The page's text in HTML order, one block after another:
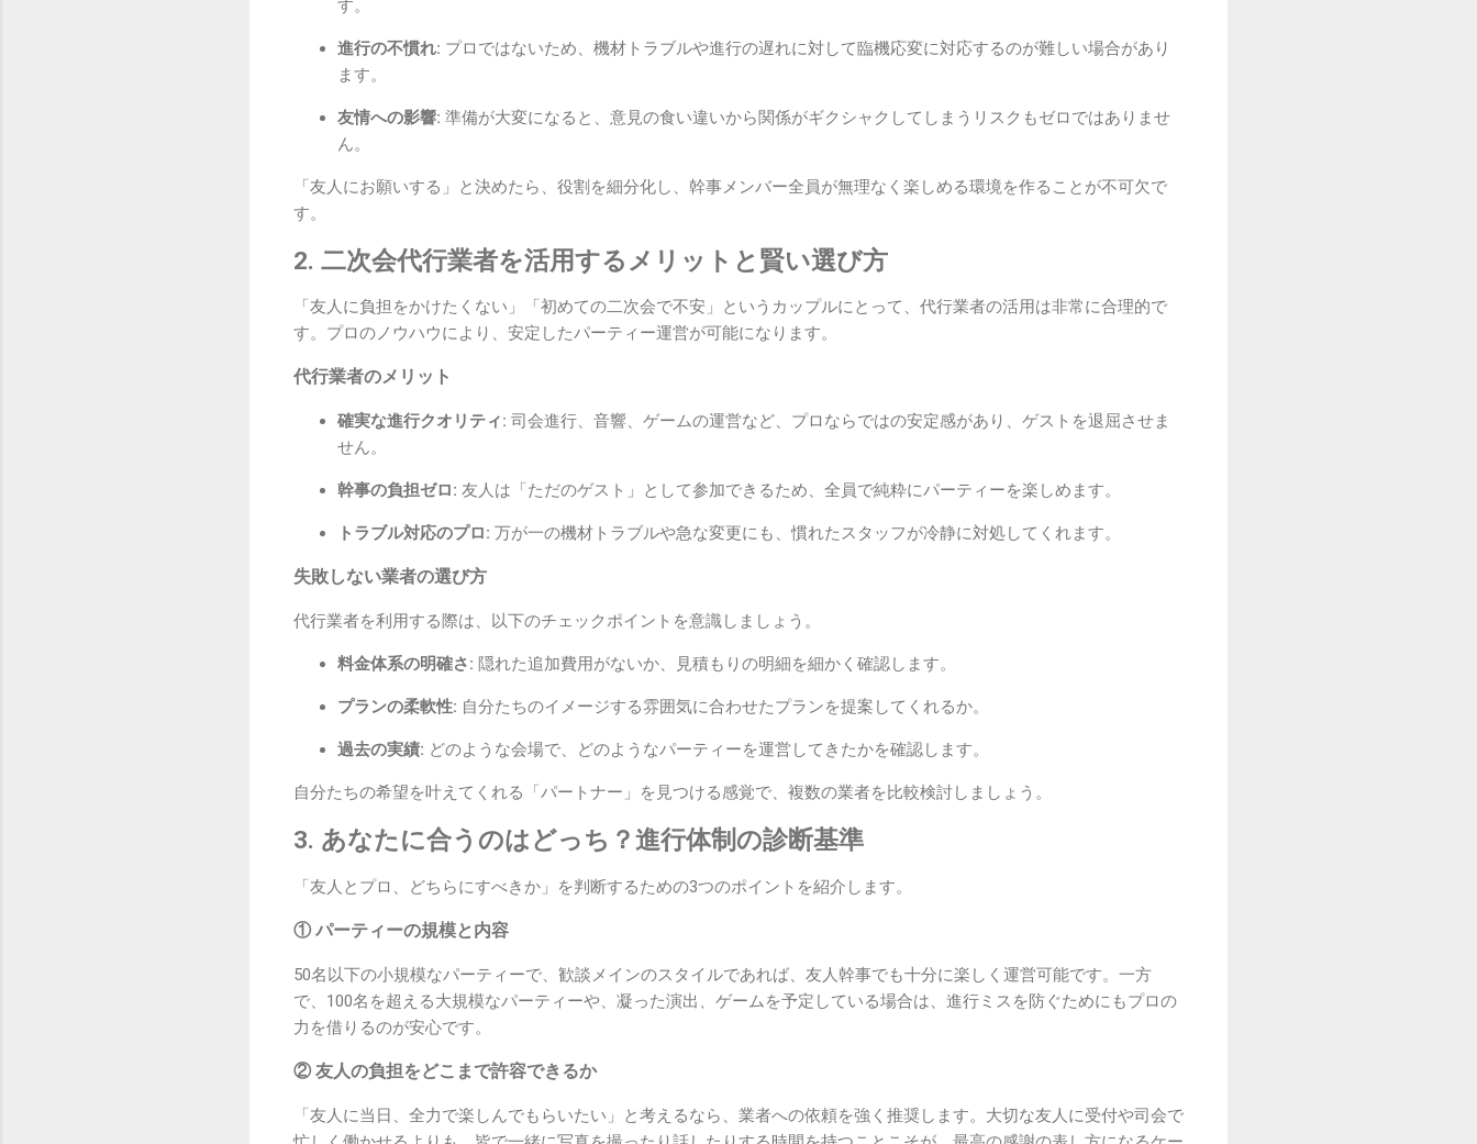
す。
進行の不慣れ: プロではないため、機材トラブルや進行の遅れに対して臨機応変に対応するのが難しい場合があり
ます。
友情への影響: 準備が大変になると、意見の食い違いから関係がギクシャクしてしまうリスクもゼロではありませ
ん。
「友人にお願いする」と決めたら、役割を細分化し、幹事メンバー全員が無理なく楽しめる環境を作ることが不可欠で
す。
2. 二次会代行業者を活用するメリットと賢い選び方
「友人に負担をかけたくない」「初めての二次会で不安」というカップルにとって、代行業者の活用は非常に合理的で
す。プロのノウハウにより、安定したパーティー運営が可能になります。
代行業者のメリット
確実な進行クオリティ: 司会進行、音響、ゲームの運営など、プロならではの安定感があり、ゲストを退屈させま
せん。
幹事の負担ゼロ: 友人は「ただのゲスト」として参加できるため、全員で純粋にパーティーを楽しめます。
トラブル対応のプロ: 万が一の機材トラブルや急な変更にも、慣れたスタッフが冷静に対処してくれます。
失敗しない業者の選び方
代行業者を利用する際は、以下のチェックポイントを意識しましょう。
料金体系の明確さ: 隠れた追加費用がないか、見積もりの明細を細かく確認します。
プランの柔軟性: 自分たちのイメージする雰囲気に合わせたプランを提案してくれるか。
過去の実績: どのような会場で、どのようなパーティーを運営してきたかを確認します。
自分たちの希望を叶えてくれる「パートナー」を見つける感覚で、複数の業者を比較検討しましょう。
3. あなたに合うのはどっち？進行体制の診断基準
「友人とプロ、どちらにすべきか」を判断するための3つのポイントを紹介します。
① パーティーの規模と内容
50名以下の小規模なパーティーで、歓談メインのスタイルであれば、友人幹事でも十分に楽しく運営可能です。一方
で、100名を超える大規模なパーティーや、凝った演出、ゲームを予定している場合は、進行ミスを防ぐためにもプロの
力を借りるのが安心です。
② 友人の負担をどこまで許容できるか
「友人に当日、全力で楽しんでもらいたい」と考えるなら、業者への依頼を強く推奨します。大切な友人に受付や司会で